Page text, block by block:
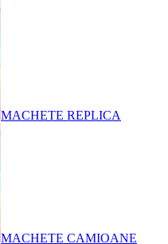
MACHETE REPLICA
MACHETE CAMIOANE